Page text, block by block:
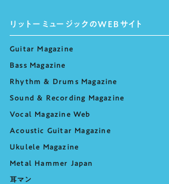
リットーミュージックのWEBサイト
Guitar Magazine
Bass Magazine
Rhythm & Drums Magazine
Sound & Recording Magazine
Vocal Magazine Web
Acoustic Guitar Magazine
Ukulele Magazine
Metal Hammer Japan
耳マン